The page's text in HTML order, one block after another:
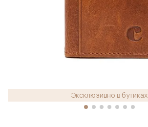
Эксклюзивно в бутиках